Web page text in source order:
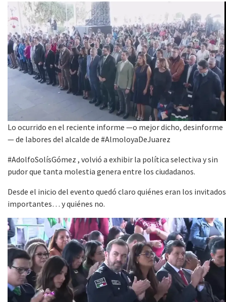
Lo ocurrido en el reciente informe —o mejor dicho, desinforme
— de labores del alcalde de #AlmoloyaDeJuarez
#AdolfoSolísGómez , volvió a exhibir la política selectiva y sin
pudor que tanta molestia genera entre los ciudadanos.
Desde el inicio del evento quedó claro quiénes eran los invitados
importantes… y quiénes no.